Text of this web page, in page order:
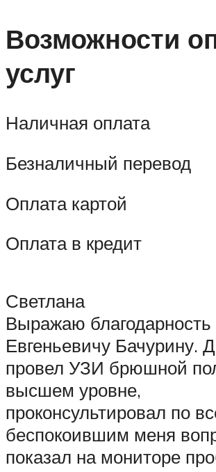
Возможности
услуг
Наличная оплата
Безналичный перевод
Оплата картой
Оплата в кредит
Светлана
Выражаю
Евгеньевичу Бачурину.
провел УЗИ брюшной
высшем уровне,
проконсультировал по
беспокоившим меня
показал на мониторе